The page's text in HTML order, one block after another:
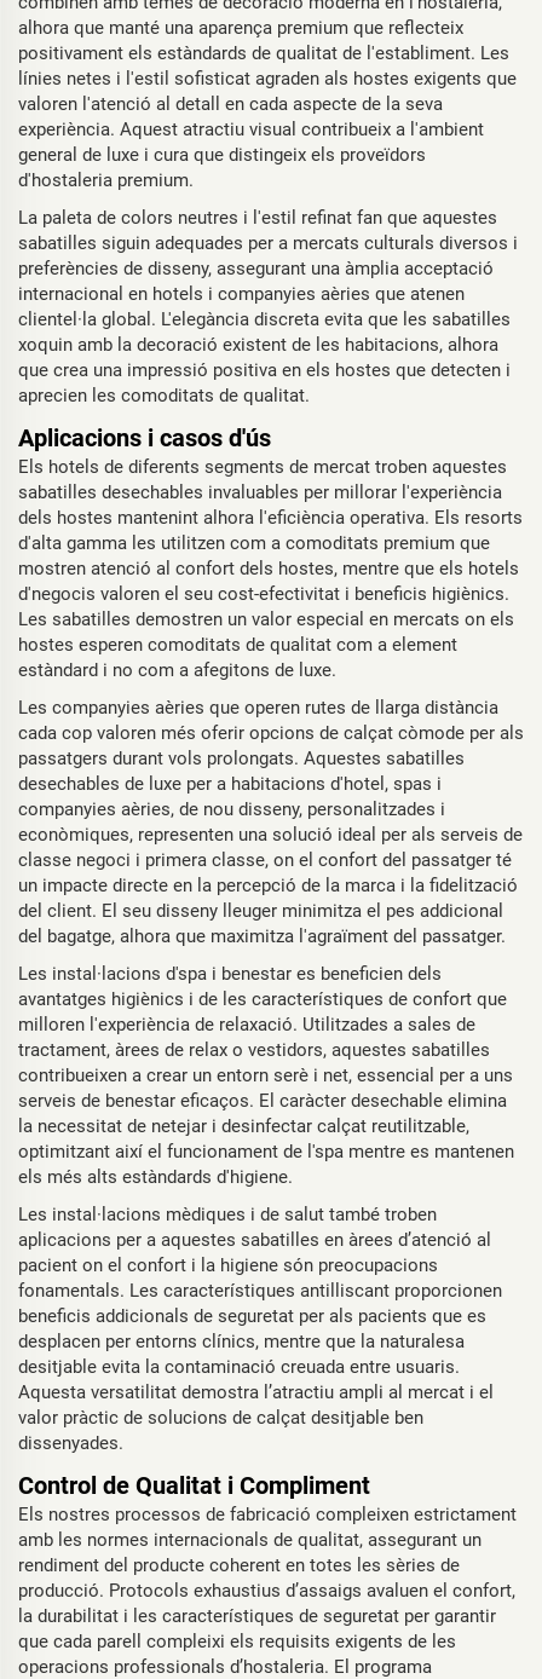
alhora que manté una aparença premium que reflecteix
positivament els estàndards de qualitat de l'establiment. Les
línies netes i l'estil sofisticat agraden als hostes exigents que
valoren l'atenció al detall en cada aspecte de la seva
experiència. Aquest atractiu visual contribueix a l'ambient
general de luxe i cura que distingeix els proveïdors
d'hostaleria premium.
La paleta de colors neutres i l'estil refinat fan que aquestes
sabatilles siguin adequades per a mercats culturals diversos i
preferències de disseny, assegurant una àmplia acceptació
internacional en hotels i companyies aèries que atenen
clientel·la global. L'elegància discreta evita que les sabatilles
xoquin amb la decoració existent de les habitacions, alhora
que crea una impressió positiva en els hostes que detecten i
aprecien les comoditats de qualitat.
Aplicacions i casos d'ús
Els hotels de diferents segments de mercat troben aquestes
sabatilles desechables invaluables per millorar l'experiència
dels hostes mantenint alhora l'eficiència operativa. Els resorts
d'alta gamma les utilitzen com a comoditats premium que
mostren atenció al confort dels hostes, mentre que els hotels
d'negocis valoren el seu cost-efectivitat i beneficis higiènics.
Les sabatilles demostren un valor especial en mercats on els
hostes esperen comoditats de qualitat com a element
estàndard i no com a afegitons de luxe.
Les companyies aèries que operen rutes de llarga distància
cada cop valoren més oferir opcions de calçat còmode per als
passatgers durant vols prolongats. Aquestes sabatilles
desechables de luxe per a habitacions d'hotel, spas i
companyies aèries, de nou disseny, personalitzades i
econòmiques, representen una solució ideal per als serveis de
classe negoci i primera classe, on el confort del passatger té
un impacte directe en la percepció de la marca i la fidelització
del client. El seu disseny lleuger minimitza el pes addicional
del bagatge, alhora que maximitza l'agraïment del passatger.
Les instal·lacions d'spa i benestar es beneficien dels
avantatges higiènics i de les característiques de confort que
milloren l'experiència de relaxació. Utilitzades a sales de
tractament, àrees de relax o vestidors, aquestes sabatilles
contribueixen a crear un entorn serè i net, essencial per a uns
serveis de benestar eficaços. El caràcter desechable elimina
la necessitat de netejar i desinfectar calçat reutilitzable,
optimitzant així el funcionament de l'spa mentre es mantenen
els més alts estàndards d'higiene.
Les instal·lacions mèdiques i de salut també troben
aplicacions per a aquestes sabatilles en àrees d’atenció al
pacient on el confort i la higiene són preocupacions
fonamentals. Les característiques antilliscant proporcionen
beneficis addicionals de seguretat per als pacients que es
desplacen per entorns clínics, mentre que la naturalesa
desitjable evita la contaminació creuada entre usuaris.
Aquesta versatilitat demostra l’atractiu ampli al mercat i el
valor pràctic de solucions de calçat desitjable ben
dissenyades.
Control de Qualitat i Compliment
Els nostres processos de fabricació compleixen estrictament
amb les normes internacionals de qualitat, assegurant un
rendiment del producte coherent en totes les sèries de
producció. Protocols exhaustius d’assaigs avaluen el confort,
la durabilitat i les característiques de seguretat per garantir
que cada parell compleixi els requisits exigents de les
operacions professionals d’hostaleria. El programa